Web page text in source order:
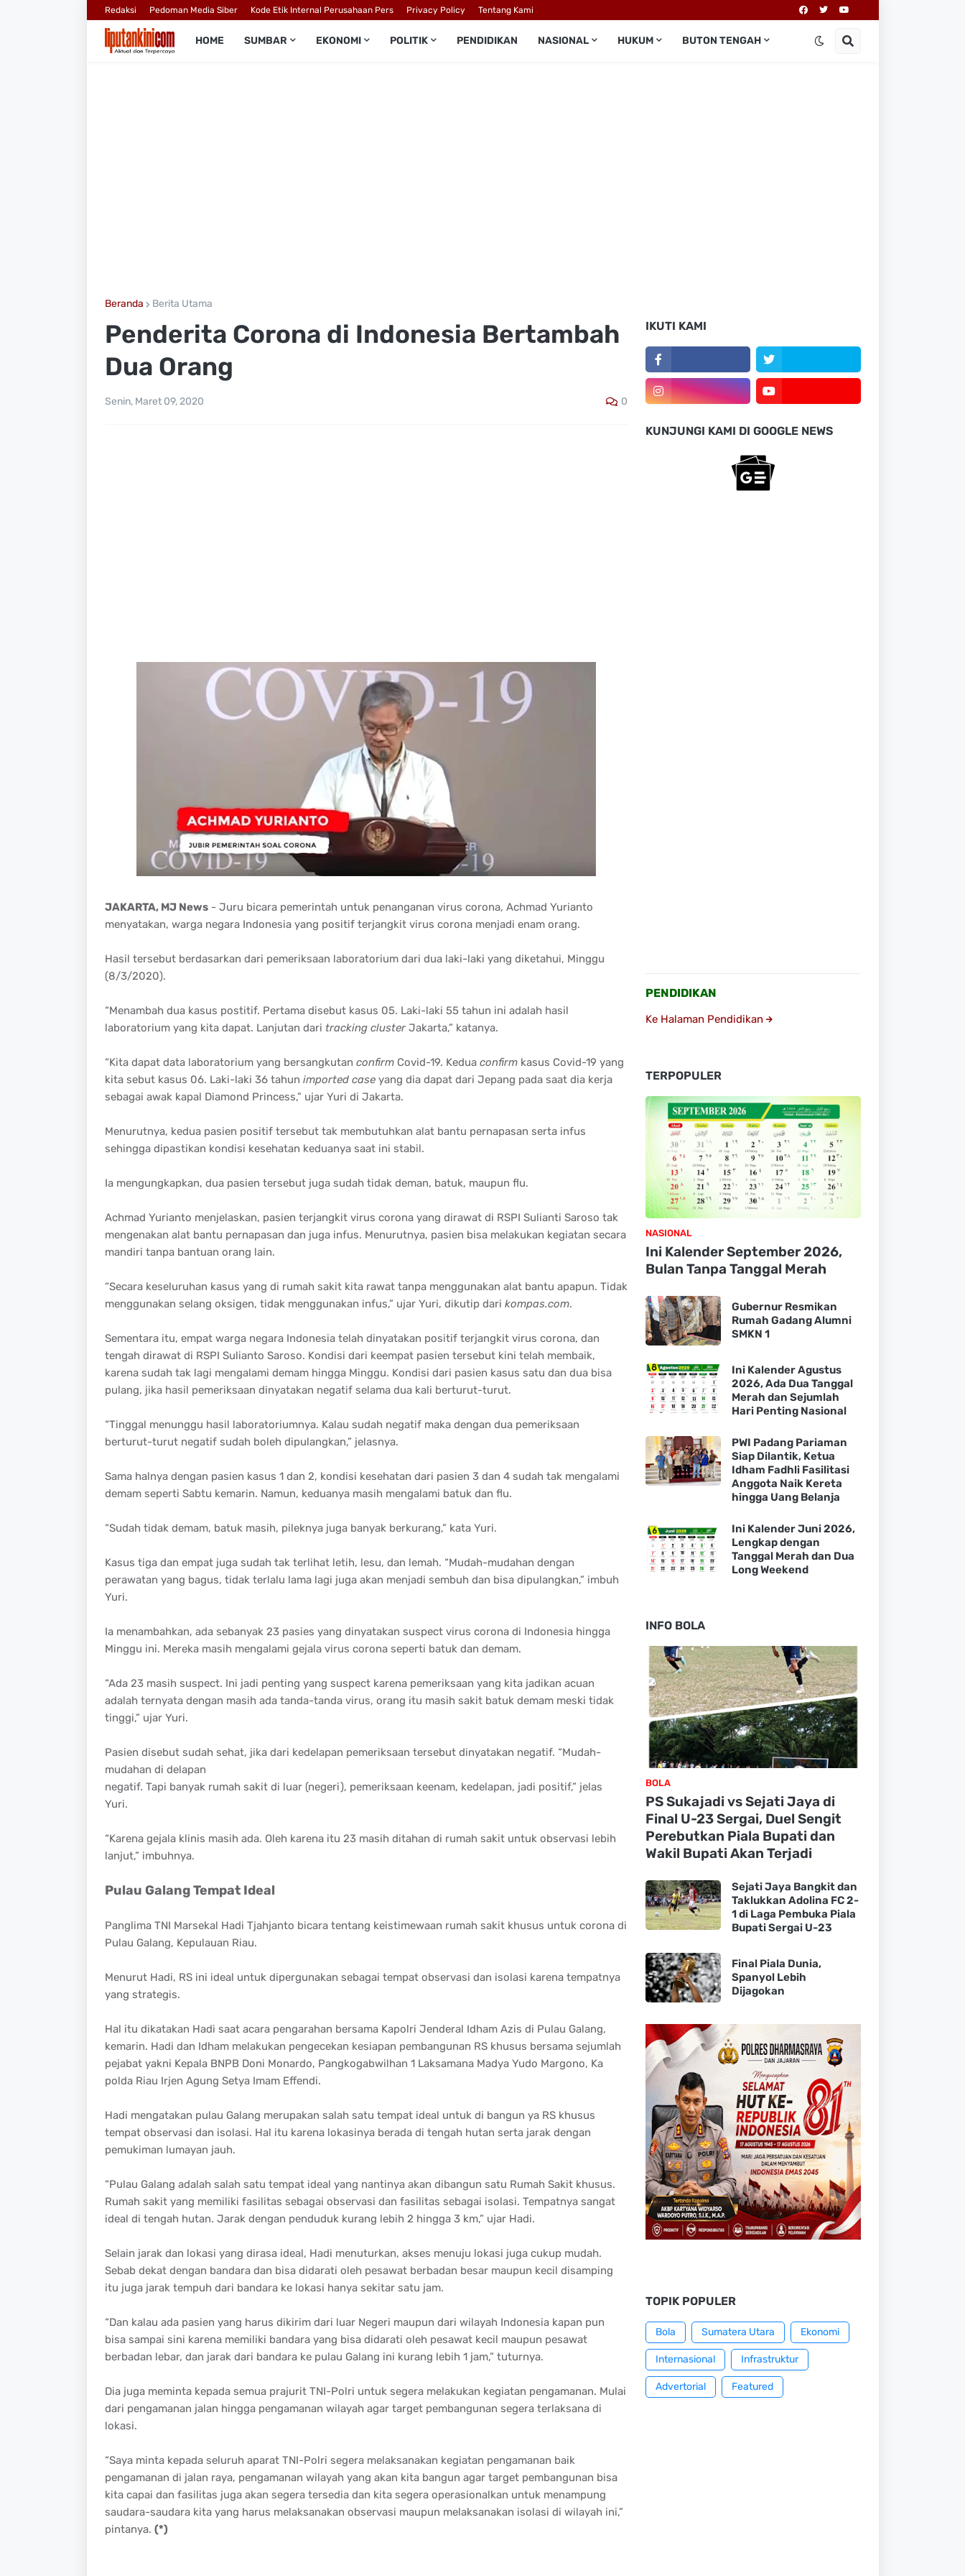
Redaksi Pedoman Media Siber Kode Etik Internal Perusahaan Pers Privacy Policy Tentang Kami
HOME SUMBAR EKONOMI POLITIK PENDIDIKAN NASIONAL HUKUM BUTON TENGAH
Beranda Berita Utama
Penderita Corona di Indonesia Bertambah
Dua Orang
Senin, Maret 09, 2020 0
JAKARTA, MJ News- Juru bicara pemerintah untuk penanganan virus corona, Achmad Yurianto
menyatakan, warga negara Indonesia yang positif terjangkit virus corona menjadi enam orang.
Hasil tersebut berdasarkan dari pemeriksaan laboratorium dari dua laki-laki yang diketahui, Minggu
(8/3/2020).
“Menambah dua kasus postitif. Pertama disebut kasus 05. Laki-laki 55 tahun ini adalah hasil
laboratorium yang kita dapat. Lanjutan dari tracking cluster Jakarta,” katanya.
“Kita dapat data laboratorium yang bersangkutan confirm Covid-19. Kedua confirm kasus Covid-19 yang
kita sebut kasus 06. Laki-laki 36 tahun imported case yang dia dapat dari Jepang pada saat dia kerja
sebagai awak kapal Diamond Princess,” ujar Yuri di Jakarta.
Menurutnya, kedua pasien positif tersebut tak membutuhkan alat bantu pernapasan serta infus
sehingga dipastikan kondisi kesehatan keduanya saat ini stabil.
Ia mengungkapkan, dua pasien tersebut juga sudah tidak deman, batuk, maupun flu.
Achmad Yurianto menjelaskan, pasien terjangkit virus corona yang dirawat di RSPI Sulianti Saroso tak
mengenakan alat bantu pernapasan dan juga infus. Menurutnya, pasien bisa melakukan kegiatan secara
mandiri tanpa bantuan orang lain.
“Secara keseluruhan kasus yang di rumah sakit kita rawat tanpa menggunakan alat bantu apapun. Tidak
menggunakan selang oksigen, tidak menggunakan infus,” ujar Yuri, dikutip dari kompas.com.
Sementara itu, empat warga negara Indonesia telah dinyatakan positif terjangkit virus corona, dan
tengah dirawat di RSPI Sulianto Saroso. Kondisi dari keempat pasien tersebut kini telah membaik,
karena sudah tak lagi mengalami demam hingga Minggu. Kondisi dari pasien kasus satu dan dua bisa
pulang, jika hasil pemeriksaan dinyatakan negatif selama dua kali berturut-turut.
“Tinggal menunggu hasil laboratoriumnya. Kalau sudah negatif maka dengan dua pemeriksaan
berturut-turut negatif sudah boleh dipulangkan,” jelasnya.
Sama halnya dengan pasien kasus 1 dan 2, kondisi kesehatan dari pasien 3 dan 4 sudah tak mengalami
demam seperti Sabtu kemarin. Namun, keduanya masih mengalami batuk dan flu.
“Sudah tidak demam, batuk masih, pileknya juga banyak berkurang,” kata Yuri.
Kasus tiga dan empat juga sudah tak terlihat letih, lesu, dan lemah. “Mudah-mudahan dengan
perawatan yang bagus, tidak terlalu lama lagi juga akan menjadi sembuh dan bisa dipulangkan,” imbuh
Yuri.
Ia menambahkan, ada sebanyak 23 pasies yang dinyatakan suspect virus corona di Indonesia hingga
Minggu ini. Mereka masih mengalami gejala virus corona seperti batuk dan demam.
“Ada 23 masih suspect. Ini jadi penting yang suspect karena pemeriksaan yang kita jadikan acuan
adalah ternyata dengan masih ada tanda-tanda virus, orang itu masih sakit batuk demam meski tidak
tinggi,” ujar Yuri.
Pasien disebut sudah sehat, jika dari kedelapan pemeriksaan tersebut dinyatakan negatif. “Mudah-
mudahan di delapan
negatif. Tapi banyak rumah sakit di luar (negeri), pemeriksaan keenam, kedelapan, jadi positif,” jelas
Yuri.
“Karena gejala klinis masih ada. Oleh karena itu 23 masih ditahan di rumah sakit untuk observasi lebih
lanjut,” imbuhnya.
Pulau Galang Tempat Ideal
Panglima TNI Marsekal Hadi Tjahjanto bicara tentang keistimewaan rumah sakit khusus untuk corona di
Pulau Galang, Kepulauan Riau.
Menurut Hadi, RS ini ideal untuk dipergunakan sebagai tempat observasi dan isolasi karena tempatnya
yang strategis.
Hal itu dikatakan Hadi saat acara pengarahan bersama Kapolri Jenderal Idham Azis di Pulau Galang,
kemarin. Hadi dan Idham melakukan pengecekan kesiapan pembangunan RS khusus bersama sejumlah
pejabat yakni Kepala BNPB Doni Monardo, Pangkogabwilhan 1 Laksamana Madya Yudo Margono, Ka
polda Riau Irjen Agung Setya Imam Effendi.
Hadi mengatakan pulau Galang merupakan salah satu tempat ideal untuk di bangun ya RS khusus
tempat observasi dan isolasi. Hal itu karena lokasinya berada di tengah hutan serta jarak dengan
pemukiman lumayan jauh.
“Pulau Galang adalah salah satu tempat ideal yang nantinya akan dibangun satu Rumah Sakit khusus.
Rumah sakit yang memiliki fasilitas sebagai observasi dan fasilitas sebagai isolasi. Tempatnya sangat
ideal di tengah hutan. Jarak dengan penduduk kurang lebih 2 hingga 3 km,” ujar Hadi.
Selain jarak dan lokasi yang dirasa ideal, Hadi menuturkan, akses menuju lokasi juga cukup mudah.
Sebab dekat dengan bandara dan bisa didarati oleh pesawat berbadan besar maupun kecil disamping
itu juga jarak tempuh dari bandara ke lokasi hanya sekitar satu jam.
“Dan kalau ada pasien yang harus dikirim dari luar Negeri maupun dari wilayah Indonesia kapan pun
bisa sampai sini karena memiliki bandara yang bisa didarati oleh pesawat kecil maupun pesawat
berbadan lebar, dan jarak dari bandara ke pulau Galang ini kurang lebih 1 jam,” tuturnya.
Dia juga meminta kepada semua prajurit TNI-Polri untuk segera melakukan kegiatan pengamanan. Mulai
dari pengamanan jalan hingga pengamanan wilayah agar target pembangunan segera terlaksana di
lokasi.
“Saya minta kepada seluruh aparat TNI-Polri segera melaksanakan kegiatan pengamanan baik
pengamanan di jalan raya, pengamanan wilayah yang akan kita bangun agar target pembangunan bisa
kita capai dan fasilitas juga akan segera tersedia dan kita segera operasionalkan untuk menampung
saudara-saudara kita yang harus melaksanakan observasi maupun melaksanakan isolasi di wilayah ini,”
pintanya. (*)
IKUTI KAMI
KUNJUNGI KAMI DI GOOGLE NEWS
PENDIDIKAN
Ke Halaman Pendidikan
TERPOPULER
NASIONAL
Ini Kalender September 2026,
Bulan Tanpa Tanggal Merah
Gubernur Resmikan
Rumah Gadang Alumni
SMKN 1
Ini Kalender Agustus
2026, Ada Dua Tanggal
Merah dan Sejumlah
Hari Penting Nasional
PWI Padang Pariaman
Siap Dilantik, Ketua
Idham Fadhli Fasilitasi
Anggota Naik Kereta
hingga Uang Belanja
Ini Kalender Juni 2026,
Lengkap dengan
Tanggal Merah dan Dua
Long Weekend
INFO BOLA
BOLA
PS Sukajadi vs Sejati Jaya di
Final U-23 Sergai, Duel Sengit
Perebutkan Piala Bupati dan
Wakil Bupati Akan Terjadi
Sejati Jaya Bangkit dan
Taklukkan Adolina FC 2-
1 di Laga Pembuka Piala
Bupati Sergai U-23
Final Piala Dunia,
Spanyol Lebih
Dijagokan
TOPIK POPULER
Bola Sumatera Utara Ekonomi
Internasional Infrastruktur
Advertorial Featured